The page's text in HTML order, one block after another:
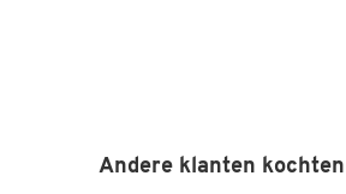
Andere klanten